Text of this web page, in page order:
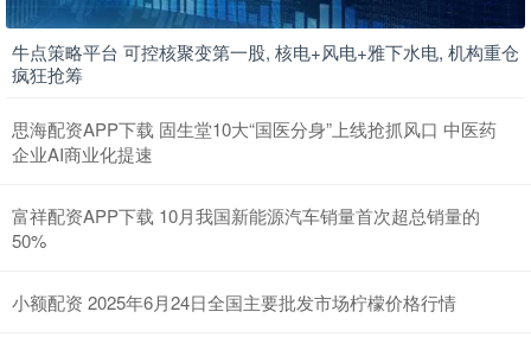
牛点策略平台 可控核聚变第一股, 核电+风电+雅下水电, 机构重仓
疯狂抢筹
思海配资APP下载 固生堂10大“国医分身”上线抢抓风口 中医药
企业AI商业化提速
富祥配资APP下载 10月我国新能源汽车销量首次超总销量的
50%
小额配资 2025年6月24日全国主要批发市场柠檬价格行情